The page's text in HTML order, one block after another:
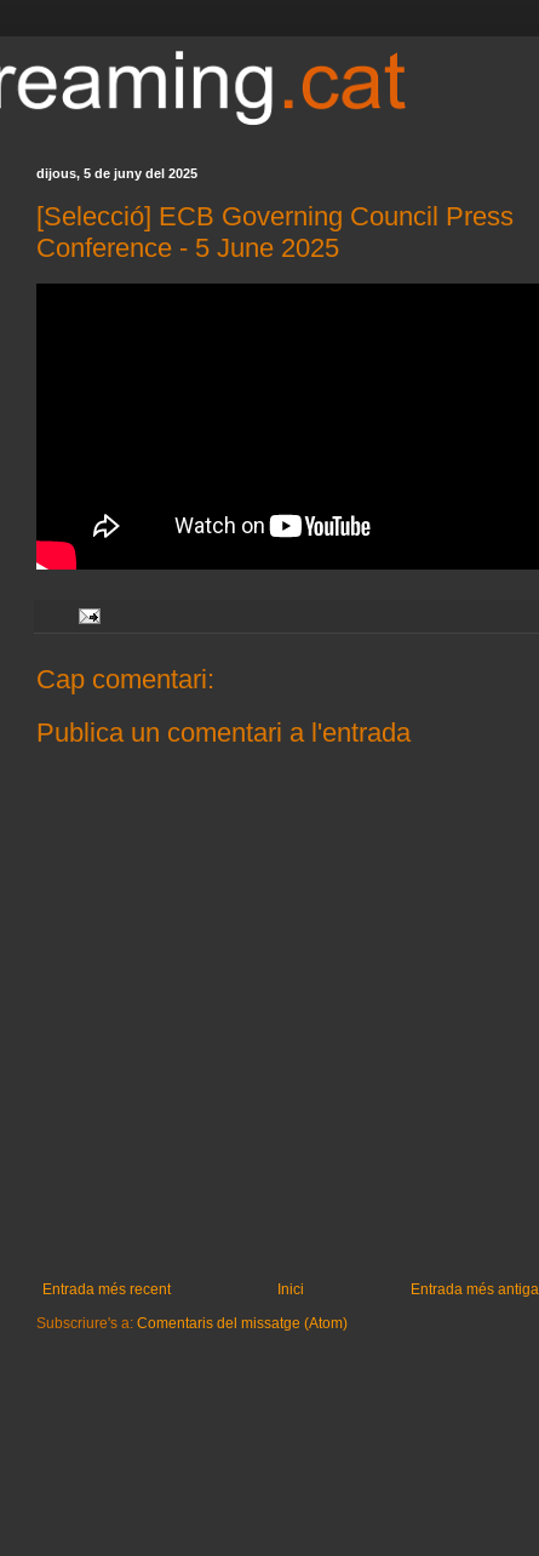
dijous, 5 de juny del 2025
[Selecció] ECB Governing Council Press
Conference - 5 June 2025
Cap comentari:
Publica un comentari a l'entrada
Entrada més recent Entrada més antiga
Inici
Subscriure's a: Comentaris del missatge (Atom)